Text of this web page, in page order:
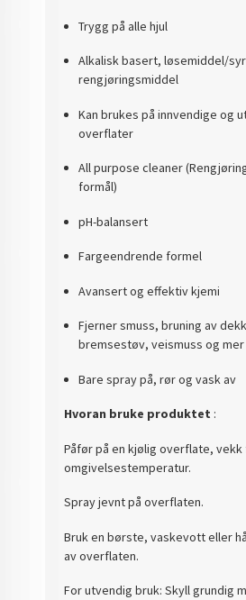
Trygg på alle hjul
Alkalisk basert, løsemiddel/
rengjøringsmiddel
Kan brukes på innvendige og
overflater
All purpose cleaner
formål)
pH-balansert
Fargeendrende formel
Avansert og effektiv kjemi
Fjerner smuss, bruning av
bremsestøv, veismuss og mer
Bare spray på, rør og vask av
Hvoran bruke produktet :
Påfør på en kjølig overflate, vekk
omgivelsestemperatur.
Spray jevnt på overflaten.
Bruk en børste, vaskevott eller
av overflaten.
For utvendig bruk: Skyll grundig